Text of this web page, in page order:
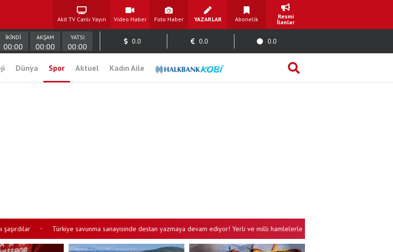
Akit TV Canlı Yayın Video Haber Foto Haber YAZARLAR Abonelik
Resmi
İlanlar
İKİNDİ
00:00
AKŞAM
00:00
YATSI
00:00
0.0 0.0 0.0
Dünya Spor Aktuel Kadın Aile
• Türkiye savunma sanayisinde destan yazmaya devam ediyor! Yerli ve milli hamlelerle küresel güçlerin kabusu olduk!